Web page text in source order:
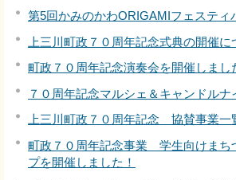
第5回かみのかわORIGAMIフェスティ
上三川町政７０周年記念式典の開催に
町政７０周年記念演奏会を開催しまし
７０周年記念マルシェ＆キャンドルナ
上三川町政７０周年記念 協賛事業一
町政７０周年記念事業 学生向けまち
プを開催しました！